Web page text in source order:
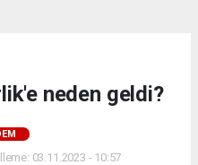
neden geldi?
03.11.2023 - 10:57